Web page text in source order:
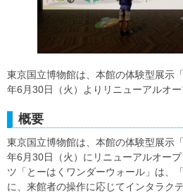
東京国立博物館は、本館の体験型展示
年6月30日（火）よりリニューアルオー
概要
東京国立博物館は、本館の体験型展示
年6月30日（火）にリニューアルオー
ツ「とーはくワンダーウォール」は、
に、来館者の操作に応じてインタラク